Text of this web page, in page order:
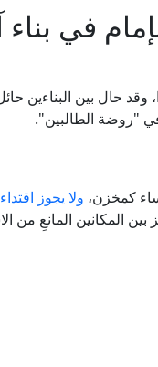
في
حال بين البناءين
"روضة الطالبين".
كمخزن، ولا يجوز
المكانين المانعِ من